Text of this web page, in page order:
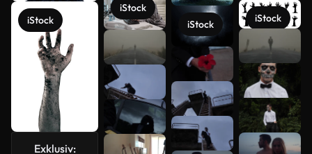
iStock
Exklusiv:
iStock
iStock
iStock
Mehr
anzeigen